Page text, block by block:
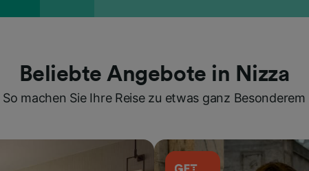
Beliebte Angebote in Nizza
So machen Sie Ihre Reise zu etwas ganz Besonderem